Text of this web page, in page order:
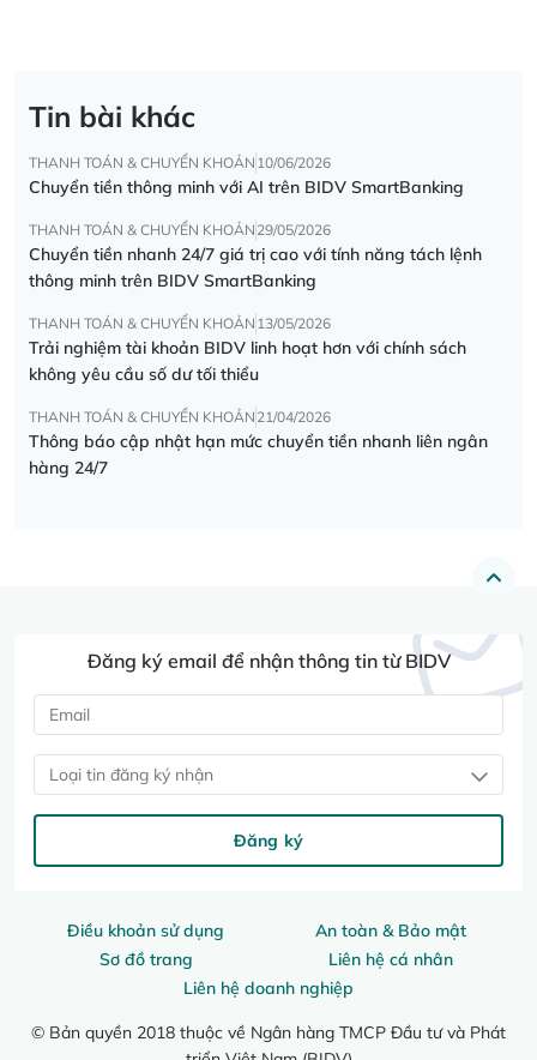
Tin bài khác
THANH TOÁN & CHUYỂN KHOẢN 10/06/2026
Chuyển tiền thông minh với AI trên BIDV SmartBanking
THANH TOÁN & CHUYỂN KHOẢN 29/05/2026
Chuyển tiền nhanh 24/7 giá trị cao với tính năng tách lệnh
thông minh trên BIDV SmartBanking
THANH TOÁN & CHUYỂN KHOẢN 13/05/2026
Trải nghiệm tài khoản BIDV linh hoạt hơn với chính sách
không yêu cầu số dư tối thiểu
THANH TOÁN & CHUYỂN KHOẢN 21/04/2026
Thông báo cập nhật hạn mức chuyển tiền nhanh liên ngân
hàng 24/7
Điều khoản sử dụng
An toàn & Bảo mật
Sơ đồ trang
Liên hệ cá nhân
Liên hệ doanh nghiệp
© Bản quyền 2018 thuộc về Ngân hàng TMCP Đầu tư và Phát
Đăng ký email để nhận thông tin từ BIDV
Loại tin đăng ký nhận
Đăng ký